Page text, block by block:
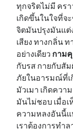
ทุกจริตไม่มี ครา
เกิดขึ้นในใจที่จ
จิตมันปรุงมันแต่
เสียง ทางกลิ่น
อย่างเดียว กาม
กับรส กายกับสัม
ภัยในอารมณ์ที่เ
มัวเมา เกิดคว
มันไม่ชอบ เมื่อ
ความหลงอันนี้แ
เราต้องการทำ